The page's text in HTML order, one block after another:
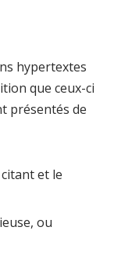
hypertextes
que ceux-ci
présentés de
et le
ou